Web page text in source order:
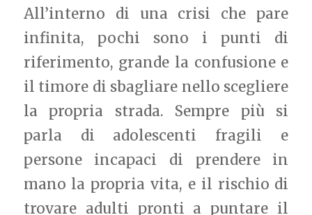
All’interno di una crisi che pare
infinita, pochi sono i punti di
riferimento, grande la confusione e
il timore di sbagliare nello scegliere
la propria strada. Sempre più si
parla di adolescenti fragili e
persone incapaci di prendere in
mano la propria vita, e il rischio di
trovare adulti pronti a puntare il